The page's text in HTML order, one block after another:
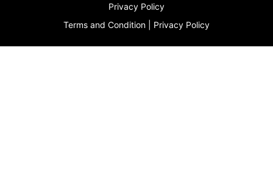
Privacy Policy
Terms and Condition
Privacy Policy